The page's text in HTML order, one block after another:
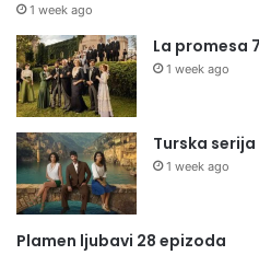
1 week ago
La promesa
1 week ago
Turska
1 week ago
Plamen ljubavi 28 epizoda